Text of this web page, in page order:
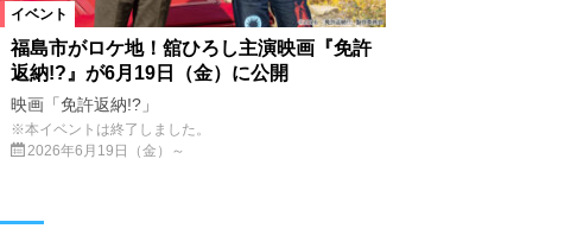
イベント
福島市がロケ地！舘ひろし主演映画『免許
返納!?』が6月19日（金）に公開
映画「免許返納!?」
※本イベントは終了しました。
2026年6月19日（金）～